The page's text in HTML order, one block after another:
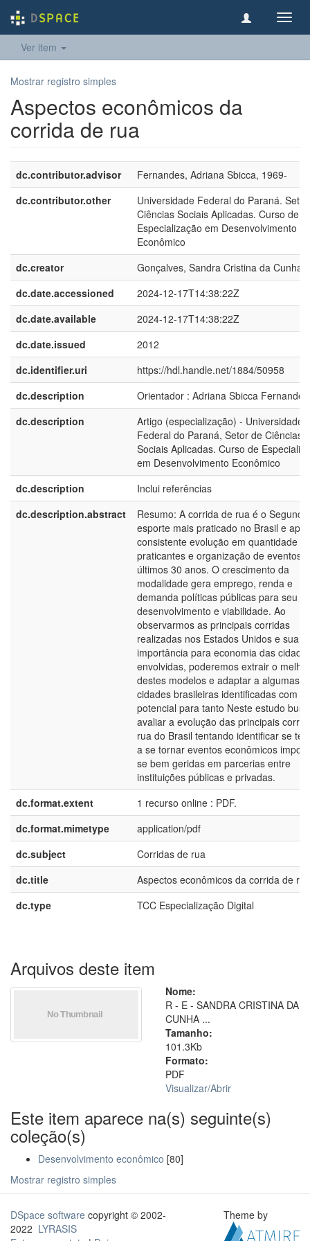
Ver item
Mostrar registro simples
Aspectos econômicos da
corrida de rua
dc.contributor.advisor
Fernandes, Adriana Sbicca, 1969-
dc.contributor.other
Universidade Federal do Paraná.
Ciências Sociais Aplicadas. Curso de
Especialização em Desenvolvimento
Econômico
dc.creator
Gonçalves, Sandra Cristina da Cunha
dc.date.accessioned
2024-12-17T14:38:22Z
dc.date.available
2024-12-17T14:38:22Z
dc.date.issued
2012
dc.identifier.uri
https://hdl.handle.net/1884/50958
dc.description
Orientador : Adriana Sbicca Fernandes
dc.description
Artigo (especialização) - Universidade
Federal do Paraná, Setor de Ciências
Sociais Aplicadas. Curso de
em Desenvolvimento Econômico
dc.description
Inclui referências
dc.description.abstract
Resumo: A corrida de rua é o Segundo
esporte mais praticado no Brasil e
consistente evolução em quantidade
praticantes e organização de eventos
últimos 30 anos. O crescimento da
modalidade gera emprego, renda e
demanda políticas públicas para seu
desenvolvimento e viabilidade. Ao
observarmos as principais corridas
realizadas nos Estados Unidos e sua
importância para economia das
envolvidas, poderemos extrair o melhor
destes modelos e adaptar a algumas
cidades brasileiras identificadas com o
potencial para tanto Neste estudo
avaliar a evolução das principais
rua do Brasil tentando identificar se
a se tornar eventos econômicos
se bem geridas em parcerias entre
instituições públicas e privadas.
dc.format.extent
1 recurso online : PDF.
dc.format.mimetype
application/pdf
dc.subject
Corridas de rua
dc.title
Aspectos econômicos da corrida de rua
dc.type
TCC Especialização Digital
Arquivos deste item
Nome:
R - E - SANDRA CRISTINA DA
CUNHA ...
Tamanho:
101.3Kb
Formato:
PDF
Visualizar/Abrir
Este item aparece na(s) seguinte(s)
coleção(s)
Desenvolvimento econômico [80]
Mostrar registro simples
DSpace software copyright © 2002-
2022 LYRASIS
Theme by